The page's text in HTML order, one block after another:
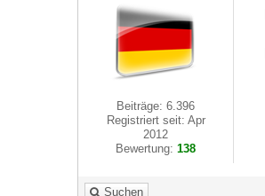
Beiträge: 6.396
Registriert seit: Apr
2012
Bewertung:138
Suchen